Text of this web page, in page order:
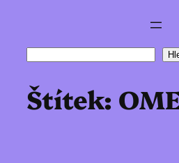
Štítek: